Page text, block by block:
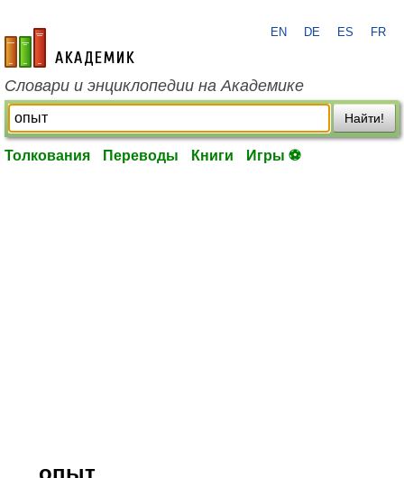
academic.ru
EN DE ES FR
Словари и энциклопедии на Академике
Найти!
Толкования Переводы Книги Игры ⚽
опыт